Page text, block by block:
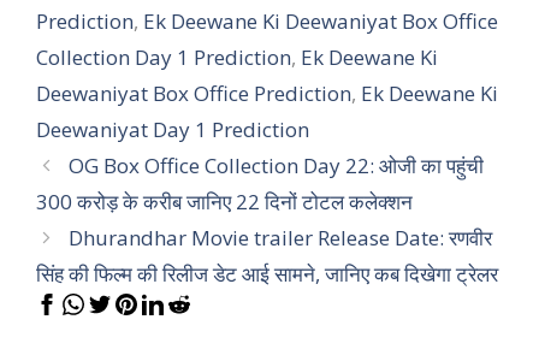
Prediction, Ek Deewane Ki Deewaniyat Box Office
Collection Day 1 Prediction, Ek Deewane Ki
Deewaniyat Box Office Prediction, Ek Deewane Ki
Deewaniyat Day 1 Prediction
OG Box Office Collection Day 22: ओजी का पहुंची
300 करोड़ के करीब जानिए 22 दिनों टोटल कलेक्शन
Dhurandhar Movie trailer Release Date: रणवीर
सिंह की फिल्म की रिलीज डेट आई सामने, जानिए कब दिखेगा ट्रेलर